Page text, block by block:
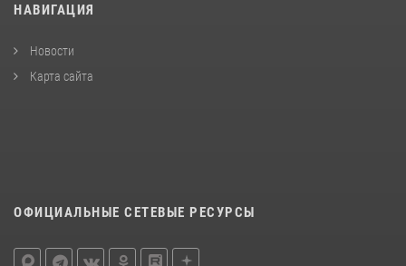
НАВИГАЦИЯ
Новости
Карта сайта
ОФИЦИАЛЬНЫЕ СЕТЕВЫЕ РЕСУРСЫ